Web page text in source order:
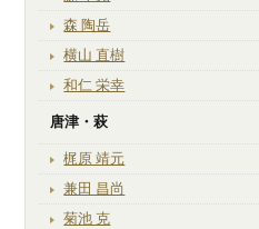
森 陶岳
横山 直樹
和仁 栄幸
唐津・萩
梶原 靖元
兼田 昌尚
菊池 克